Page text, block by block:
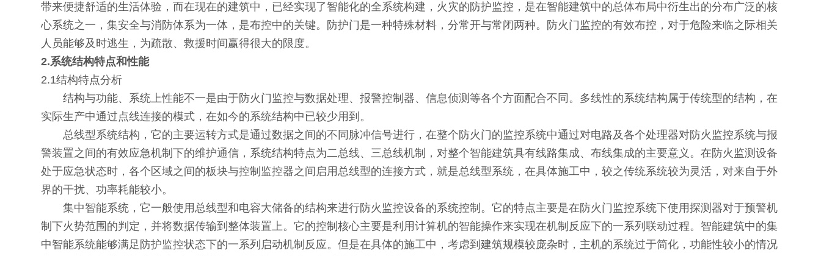
带来便捷舒适的生活体验，而在现在的建筑中，已经实现了智能化的全系统构建，火灾的防护监控，是在智能建筑中的总体布局中衍生出的分布广泛的核
心系统之一，集安全与消防体系为一体，是布控中的关键。防护门是一种特殊材料，分常开与常闭两种。防火门监控的有效布控，对于危险来临之际相关
人员能够及时逃生，为疏散、救援时间赢得很大的限度。
2.系统结构特点和性能
2.1结构特点分析
结构与功能、系统上性能不一是由于防火门监控与数据处理、报警控制器、信息侦测等各个方面配合不同。多线性的系统结构属于传统型的结构，在
实际生产中通过点线连接的模式，在如今的系统结构中已较少用到。
总线型系统结构，它的主要运转方式是通过数据之间的不同脉冲信号进行，在整个防火门的监控系统中通过对电路及各个处理器对防火监控系统与报
警装置之间的有效应急机制下的维护通信，系统结构特点为二总线、三总线机制，对整个智能建筑具有线路集成、布线集成的主要意义。在防火监测设备
处于应急状态时，各个区域之间的板块与控制监控器之间启用总线型的连接方式，就是总线型系统，在具体施工中，较之传统系统较为灵活，对来自于外
界的干扰、功率耗能较小。
集中智能系统，它一般使用总线型和电容大储备的结构来进行防火监控设备的系统控制。它的特点主要是在防火门监控系统下使用探测器对于预警机
制下火势范围的判定，并将数据传输到整体装置上。它的控制核心主要是利用计算机的智能操作来实现在机制反应下的一系列联动过程。智能建筑中的集
中智能系统能够满足防护监控状态下的一系列启动机制反应。但是在具体的施工中，考虑到建筑规模较庞杂时，主机的系统过于简化，功能性较小的情况